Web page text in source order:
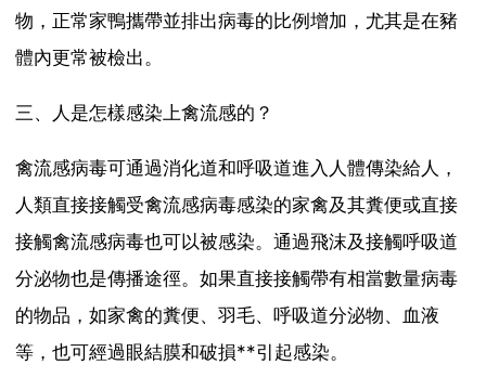
物，正常家鴨攜帶並排出病毒的比例增加，尤其是在豬
體內更常被檢出。
三、人是怎樣感染上禽流感的？
禽流感病毒可通過消化道和呼吸道進入人體傳染給人，
人類直接接觸受禽流感病毒感染的家禽及其糞便或直接
接觸禽流感病毒也可以被感染。通過飛沫及接觸呼吸道
分泌物也是傳播途徑。如果直接接觸帶有相當數量病毒
的物品，如家禽的糞便、羽毛、呼吸道分泌物、血液
等，也可經過眼結膜和破損**引起感染。